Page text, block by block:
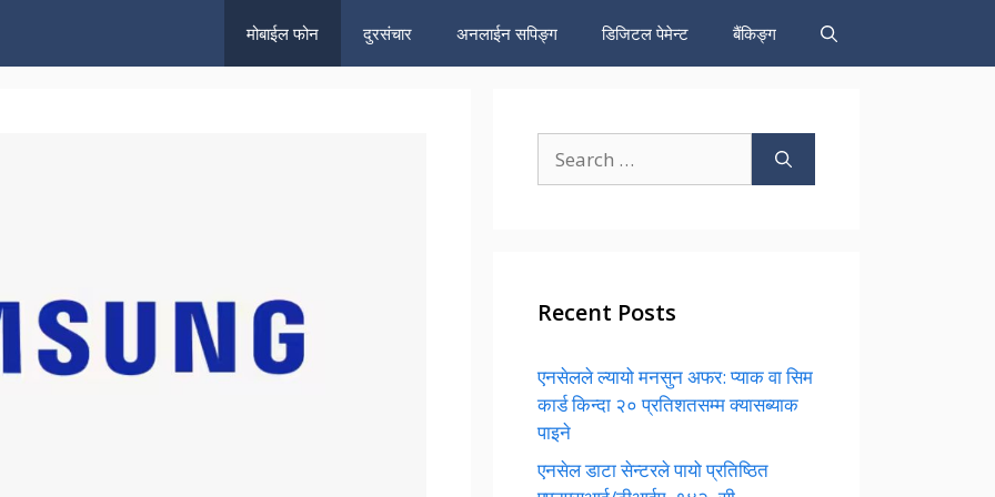
मोबाईल फोन दुरसंचार अनलाईन सपिङ्ग डिजिटल पेमेन्ट बैंकिङ्ग
for:
Recent Posts
एनसेलले ल्यायो मनसुन अफर: प्याक वा सिम
कार्ड किन्दा २० प्रतिशतसम्म क्यासब्याक
पाइने
एनसेल डाटा सेन्टरले पायो प्रतिष्ठित